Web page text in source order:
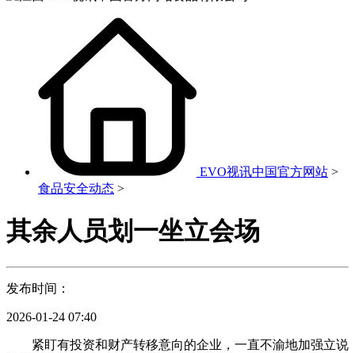
EVO视讯中国官方网站 >
食品安全动态 >
其余人员划一坐立会场
发布时间：
2026-01-24 07:40
紧盯有投资和财产转移意向的企业，一直不渝地加强立说